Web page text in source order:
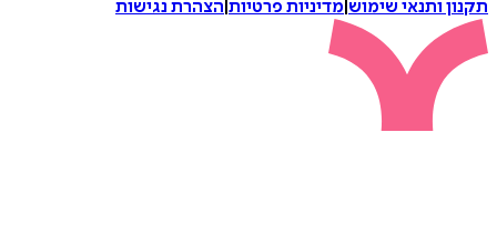
ותנאי שימוש|מדיניות פרטיות|הצהרת נגישות